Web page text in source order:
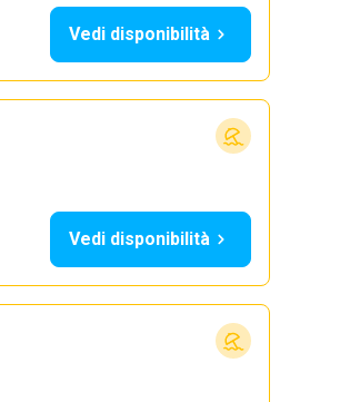
Vedi disponibilità
Vedi disponibilità